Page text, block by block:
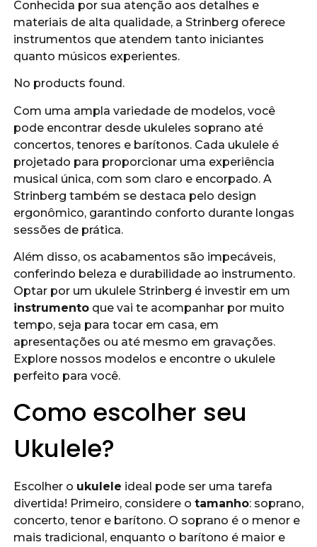
Conhecida por sua atenção aos detalhes e
materiais de alta qualidade, a Strinberg oferece
instrumentos que atendem tanto iniciantes
quanto músicos experientes.
No products found.
Com uma ampla variedade de modelos, você
pode encontrar desde ukuleles soprano até
concertos, tenores e barítonos. Cada ukulele é
projetado para proporcionar uma experiência
musical única, com som claro e encorpado. A
Strinberg também se destaca pelo design
ergonômico, garantindo conforto durante longas
sessões de prática.
Além disso, os acabamentos são impecáveis,
conferindo beleza e durabilidade ao instrumento.
Optar por um ukulele Strinberg é investir em um
instrumentoque vai te acompanhar por muito
tempo, seja para tocar em casa, em
apresentações ou até mesmo em gravações.
Explore nossos modelos e encontre o ukulele
perfeito para você.
Como escolher seu
Ukulele?
Escolher o ukulele ideal pode ser uma tarefa
divertida! Primeiro, considere o tamanho: soprano,
concerto, tenor e barítono. O soprano é o menor e
mais tradicional, enquanto o barítono é maior e